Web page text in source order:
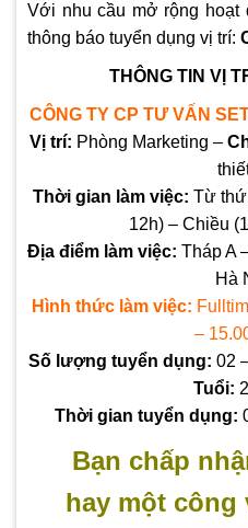
Với nhu cầu mở rộng hoạt
thông báo tuyển dụng vị trí:
THÔNG TIN VỊ
CÔNG TY CP TƯ VẤN
Vị trí: Phòng Marketing –
Thời gian làm việc: Từ thứ
12h) – Chiều
Địa điểm làm việc: Tháp A
Hà
Hình thức làm việc:
–
Số lượng tuyển dụng: 02
Tuổi:
Thời gian tuyển dụng:
Bạn chấp
hay một công